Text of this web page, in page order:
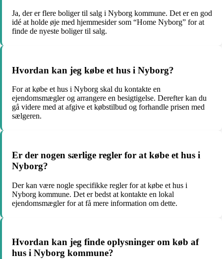
Ja, der er flere boliger til salg i Nyborg kommune. Det er en god
idé at holde øje med hjemmesider som “Home Nyborg” for at
finde de nyeste boliger til salg.
Hvordan kan jeg købe et hus i Nyborg?
For at købe et hus i Nyborg skal du kontakte en
ejendomsmægler og arrangere en besigtigelse. Derefter kan du
gå videre med at afgive et købstilbud og forhandle prisen med
sælgeren.
Er der nogen særlige regler for at købe et hus i
Nyborg?
Der kan være nogle specifikke regler for at købe et hus i
Nyborg kommune. Det er bedst at kontakte en lokal
ejendomsmægler for at få mere information om dette.
Hvordan kan jeg finde oplysninger om køb af
hus i Nyborg kommune?